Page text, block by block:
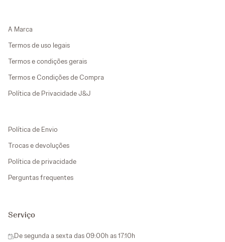
A Marca
Termos de uso legais
Termos e condições gerais
Termos e Condições de Compra
Política de Privacidade J&J
Política de Envio
Trocas e devoluções
Política de privacidade
Perguntas frequentes
Serviço
De segunda a sexta das 09:00h as 17:10h